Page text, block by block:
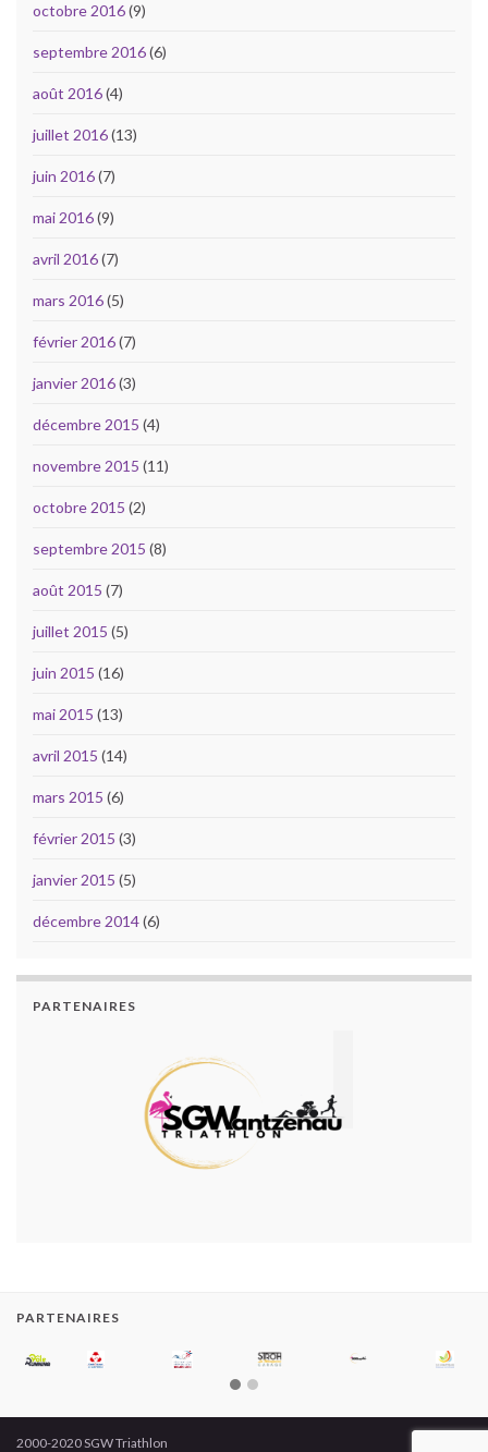
octobre 2016(9)
septembre 2016(6)
août 2016(4)
juillet 2016(13)
juin 2016(7)
mai 2016(9)
avril 2016(7)
mars 2016(5)
février 2016(7)
janvier 2016(3)
décembre 2015 (4)
novembre 2015 (11)
octobre 2015 (2)
septembre 2015 (8)
août 2015 (7)
juillet 2015 (5)
juin 2015 (16)
mai 2015 (13)
avril 2015 (14)
mars 2015 (6)
février 2015 (3)
janvier 2015 (5)
décembre 2014(6)
PARTENAIRES
Construit avec
Thèmes Graphene